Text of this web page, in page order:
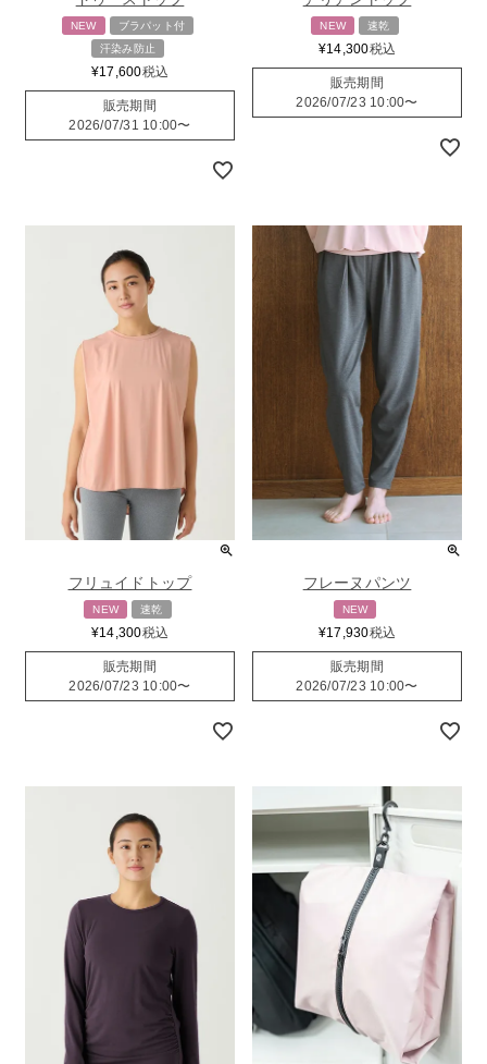
NEW
ブラパット付
汗染み防止
¥17,600税込
販売期間
2026/07/31 10:00〜
NEW 速乾
¥14,300税込
販売期間
2026/07/23 10:00〜
フリュイドトップ
NEW 速乾
¥14,300税込
販売期間
2026/07/23 10:00〜
フレーヌパンツ
NEW
¥17,930税込
販売期間
2026/07/23 10:00〜